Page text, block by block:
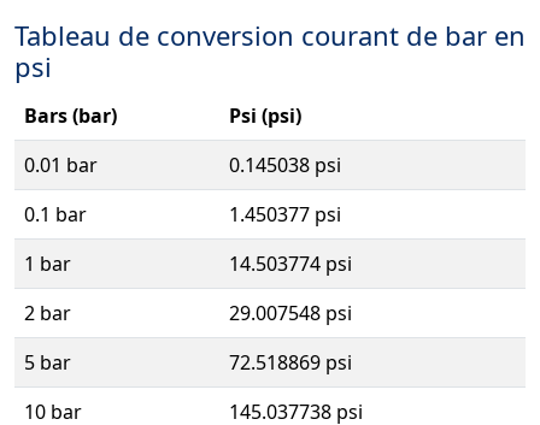
Tableau de conversion courant de bar en
psi
Bars (bar)
Psi (psi)
0.01 bar
0.145038 psi
0.1 bar
1.450377 psi
1 bar
14.503774 psi
2 bar
29.007548 psi
5 bar
72.518869 psi
10 bar
145.037738 psi